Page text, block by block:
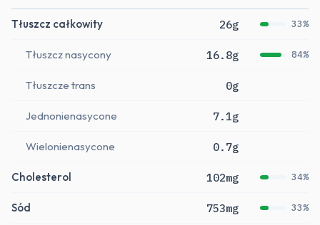
Tłuszcz całkowity 26g 33%
Tłuszcz nasycony 16.8g 84%
Tłuszcze trans 0g
Jednonienasycone 7.1g
Wielonienasycone 0.7g
Cholesterol 102mg 34%
Sód 753mg 33%